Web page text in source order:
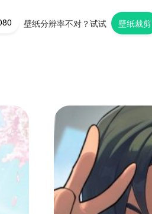
壁纸分辨率不对？试试 壁纸裁剪